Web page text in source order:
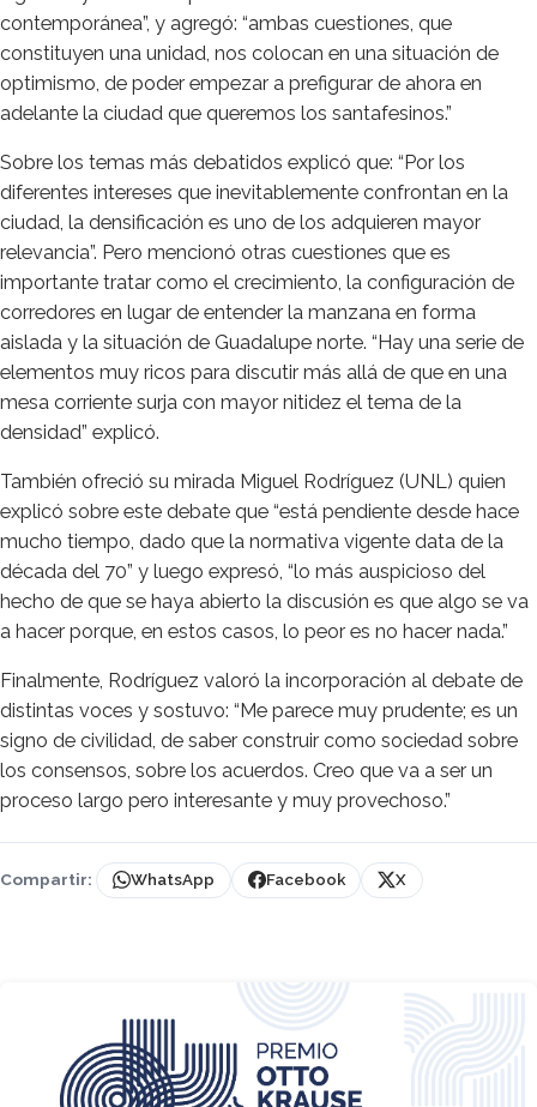
contemporánea”, y agregó: “ambas cuestiones, que
constituyen una unidad, nos colocan en una situación de
optimismo, de poder empezar a prefigurar de ahora en
adelante la ciudad que queremos los santafesinos.”
Sobre los temas más debatidos explicó que: “Por los
diferentes intereses que inevitablemente confrontan en la
ciudad, la densificación es uno de los adquieren mayor
relevancia”. Pero mencionó otras cuestiones que es
importante tratar como el crecimiento, la configuración de
corredores en lugar de entender la manzana en forma
aislada y la situación de Guadalupe norte. “Hay una serie de
elementos muy ricos para discutir más allá de que en una
mesa corriente surja con mayor nitidez el tema de la
densidad” explicó.
También ofreció su mirada Miguel Rodríguez (UNL) quien
explicó sobre este debate que “está pendiente desde hace
mucho tiempo, dado que la normativa vigente data de la
década del 70” y luego expresó, “lo más auspicioso del
hecho de que se haya abierto la discusión es que algo se va
a hacer porque, en estos casos, lo peor es no hacer nada.”
Finalmente, Rodríguez valoró la incorporación al debate de
distintas voces y sostuvo: “Me parece muy prudente; es un
signo de civilidad, de saber construir como sociedad sobre
los consensos, sobre los acuerdos. Creo que va a ser un
proceso largo pero interesante y muy provechoso.”
Compartir: WhatsApp Facebook X